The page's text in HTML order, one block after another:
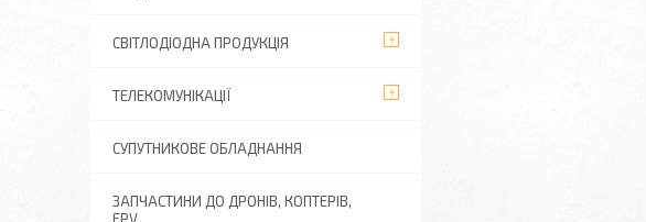
СВІТЛОДІОДНА ПРОДУКЦІЯ
ТЕЛЕКОМУНІКАЦІЇ
СУПУТНИКОВЕ ОБЛАДНАННЯ
ЗАПЧАСТИНИ ДО ДРОНІВ, КОПТЕРІВ,